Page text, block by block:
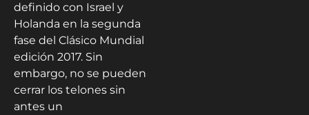
definido con Israel y
Holanda en la segunda
fase del Clásico Mundial
edición 2017. Sin
embargo, no se pueden
cerrar los telones sin
antes un